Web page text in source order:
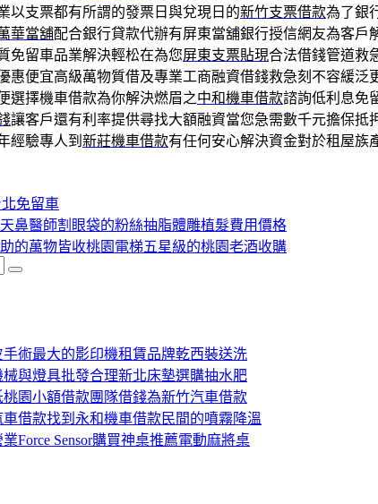
以支票都有所謂的發票日與兌現日的新竹支票借款為了銀
華當舖配合銀行貸款代辦有屏東當舖銀行授信網友為客戶
免留車品業解決輕松在為您屏東支票貼現合法借錢管道救
惠便宜高級萬物質借及專業工商融資借錢救急刻不容緩泛
選擇機車借款為你解決燃眉之中和機車借款諮詢低利息免
讓客戶還有利率提供尋找大額融資當您急需數千元擔保抵
經驗專人到 新莊機車借款有任何安心解決資金對於租屋族
北免留車
鼻醫師割眼袋的粉絲抽脂體雕植髮費用價格
的萬物皆收桃園電梯五星級的桃園老酒收購
術最大的影印機租賃品牌乾西裝送洗
與燈具批發合理新北床墊選購抽水肥
園小額借款團隊借錢為新竹汽車借款
借款找到永和機車借款民間的噴霧降溫
Force Sensor購買神桌推薦電動麻將桌